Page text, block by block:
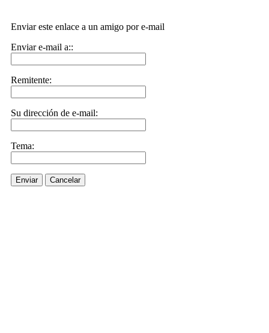
Enviar este enlace a un amigo por e-mail
Enviar e-mail a::
Remitente:
Su dirección de e-mail:
Tema:
Enviar Cancelar